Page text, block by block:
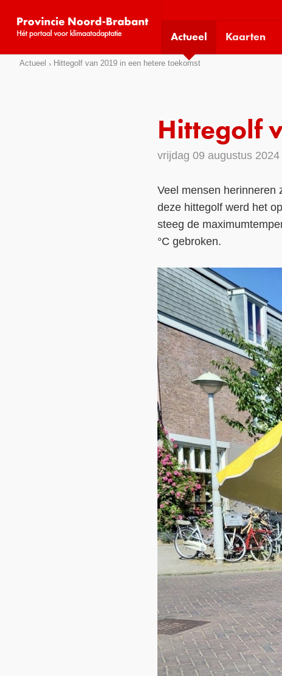
social
media
pages:
Actueel Kaarten
Actueel Hittegolf van 2019 in een hetere toekomst
Hittegolf
vrijdag 09 augustus 2024
Veel mensen herinneren
deze hittegolf werd het
steeg de
°C gebroken.